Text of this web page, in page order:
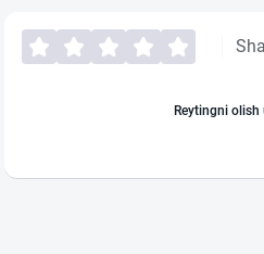
Reytingni